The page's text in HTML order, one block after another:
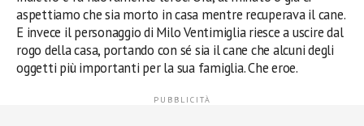
aspettiamo che sia morto in casa mentre recuperava il cane.
E invece il personaggio di Milo Ventimiglia riesce a uscire dal
rogo della casa, portando con sé sia il cane che alcuni degli
oggetti più importanti per la sua famiglia. Che eroe.